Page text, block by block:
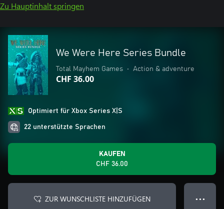
Zu Hauptinhalt springen
We Were Here Series Bundle
Total Mayhem Games • Action & adventure
CHF 36.00
Optimiert für Xbox Series X|S
22 unterstützte Sprachen
KAUFEN
CHF 36.00
ZUR WUNSCHLISTE HINZUFÜGEN ● ● ●